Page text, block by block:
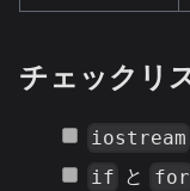
チェックリ
iostream
if と for